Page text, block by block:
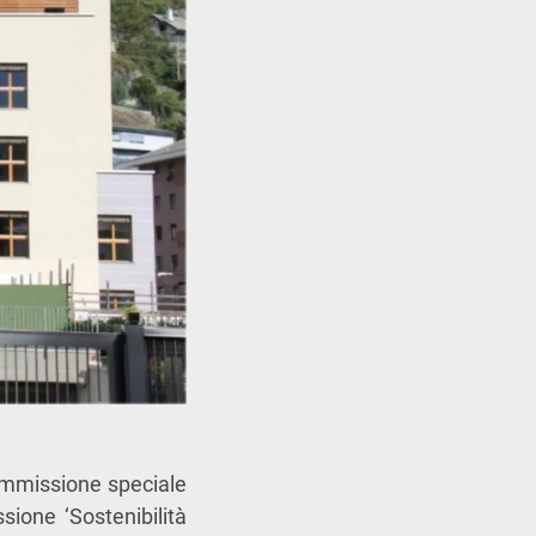
speciale
‘Sostenibilità